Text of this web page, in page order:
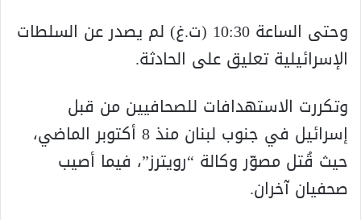
وحتى الساعة ​​​​​​10:30​ (ت.غ) لم يصدر عن السلطات
الإسرائيلية تعليق على الحادثة.
وتكررت الاستهدافات للصحافيين من قبل
إسرائيل في جنوب لبنان منذ 8 أكتوبر الماضي،
حيث قُتل مصوّر وكالة “رويترز”، فيما أصيب
صحفيان آخران.